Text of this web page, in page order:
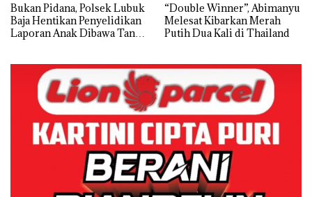
Bukan Pidana, Polsek Lubuk
Baja Hentikan Penyelidikan
Laporan Anak Dibawa Tanpa
“Double Winner”, Abimanyu
Melesat Kibarkan Merah
Putih Dua Kali di Thailand